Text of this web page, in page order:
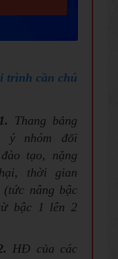
trình cần chú
Thang bảng
ý nhóm đối
tạo, nặng
thời gian
nâng bậc
bậc 1 lên 2
. HĐ của các